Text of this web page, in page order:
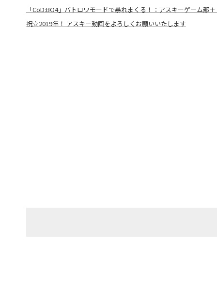
「CoD:BO4」バトロワモードで暴れまくる！：アスキーゲーム部＋
祝☆2019年！ アスキー動画をよろしくお願いいたします